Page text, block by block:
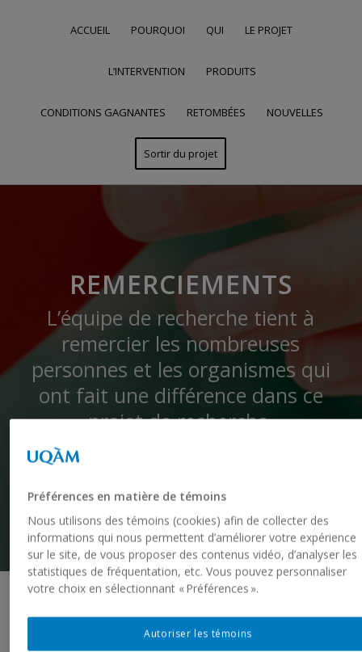
ACCUEIL POURQUOI QUI LE PROJET
L’INTERVENTION PRODUITS
CONDITIONS GAGNANTES RETOMBÉES NOUVELLES
Sortir du projet
REMERCIEMENTS
L’équipe de recherche tient à
remercier les nombreuses
personnes et les organismes qui
ont fait une différence dans ce
projet de recherche.
Fondation Butters, dont le donateur pour ce projet
Préférences en matière de témoins
Nous utilisons des témoins (cookies) afin de collecter des
informations qui nous permettent d’améliorer votre expérience
sur le site, de vous proposer des contenus vidéo, d’analyser les
statistiques de fréquentation, etc. Vous pouvez personnaliser
votre choix en sélectionnant « Préférences ».
Autoriser les témoins